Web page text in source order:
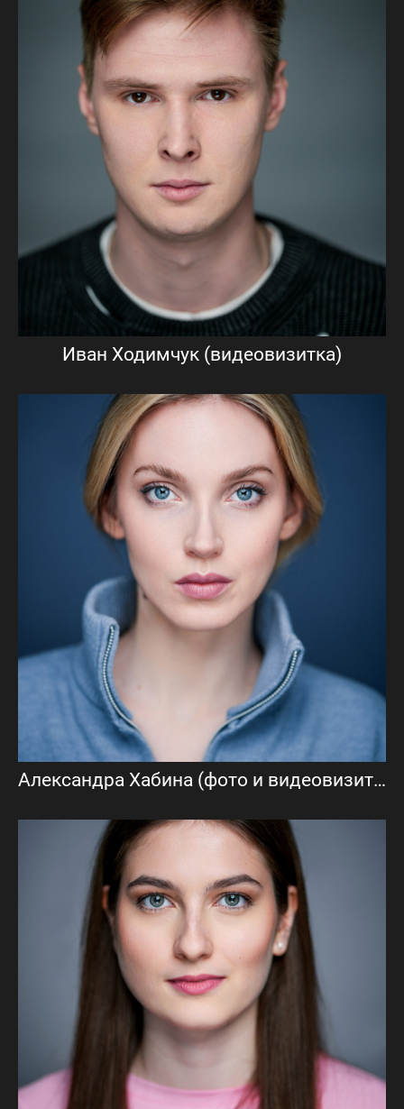
Иван Ходимчук (видеовизитка)
Александра Хабина (фото и видеовизитка)